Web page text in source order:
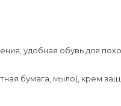
удобная обувь для
бумага, мыло), крем